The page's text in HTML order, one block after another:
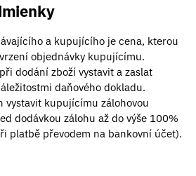
a kupujícího je cena, kterou
objednávky kupujícímu.
dodání zboží vystavit a zaslat
daňového dokladu.
vystavit kupujícímu zálohovou
dodávkou zálohu až do výše 100%
platbě převodem na bankovní účet).